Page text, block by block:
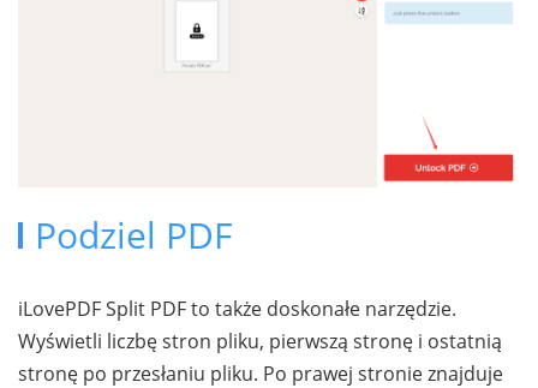
Podziel PDF
iLovePDF Split PDF to także doskonałe narzędzie.
Wyświetli liczbę stron pliku, pierwszą stronę i ostatnią
stronę po przesłaniu pliku. Po prawej stronie znajduje